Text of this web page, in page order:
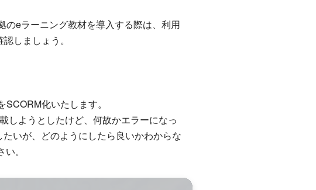
eラーニング教材を導入する際は、利用
しましょう。
化いたします。
しようとしたけど、何故かエラーになっ
いが、どのようにしたら良いかわからな
。